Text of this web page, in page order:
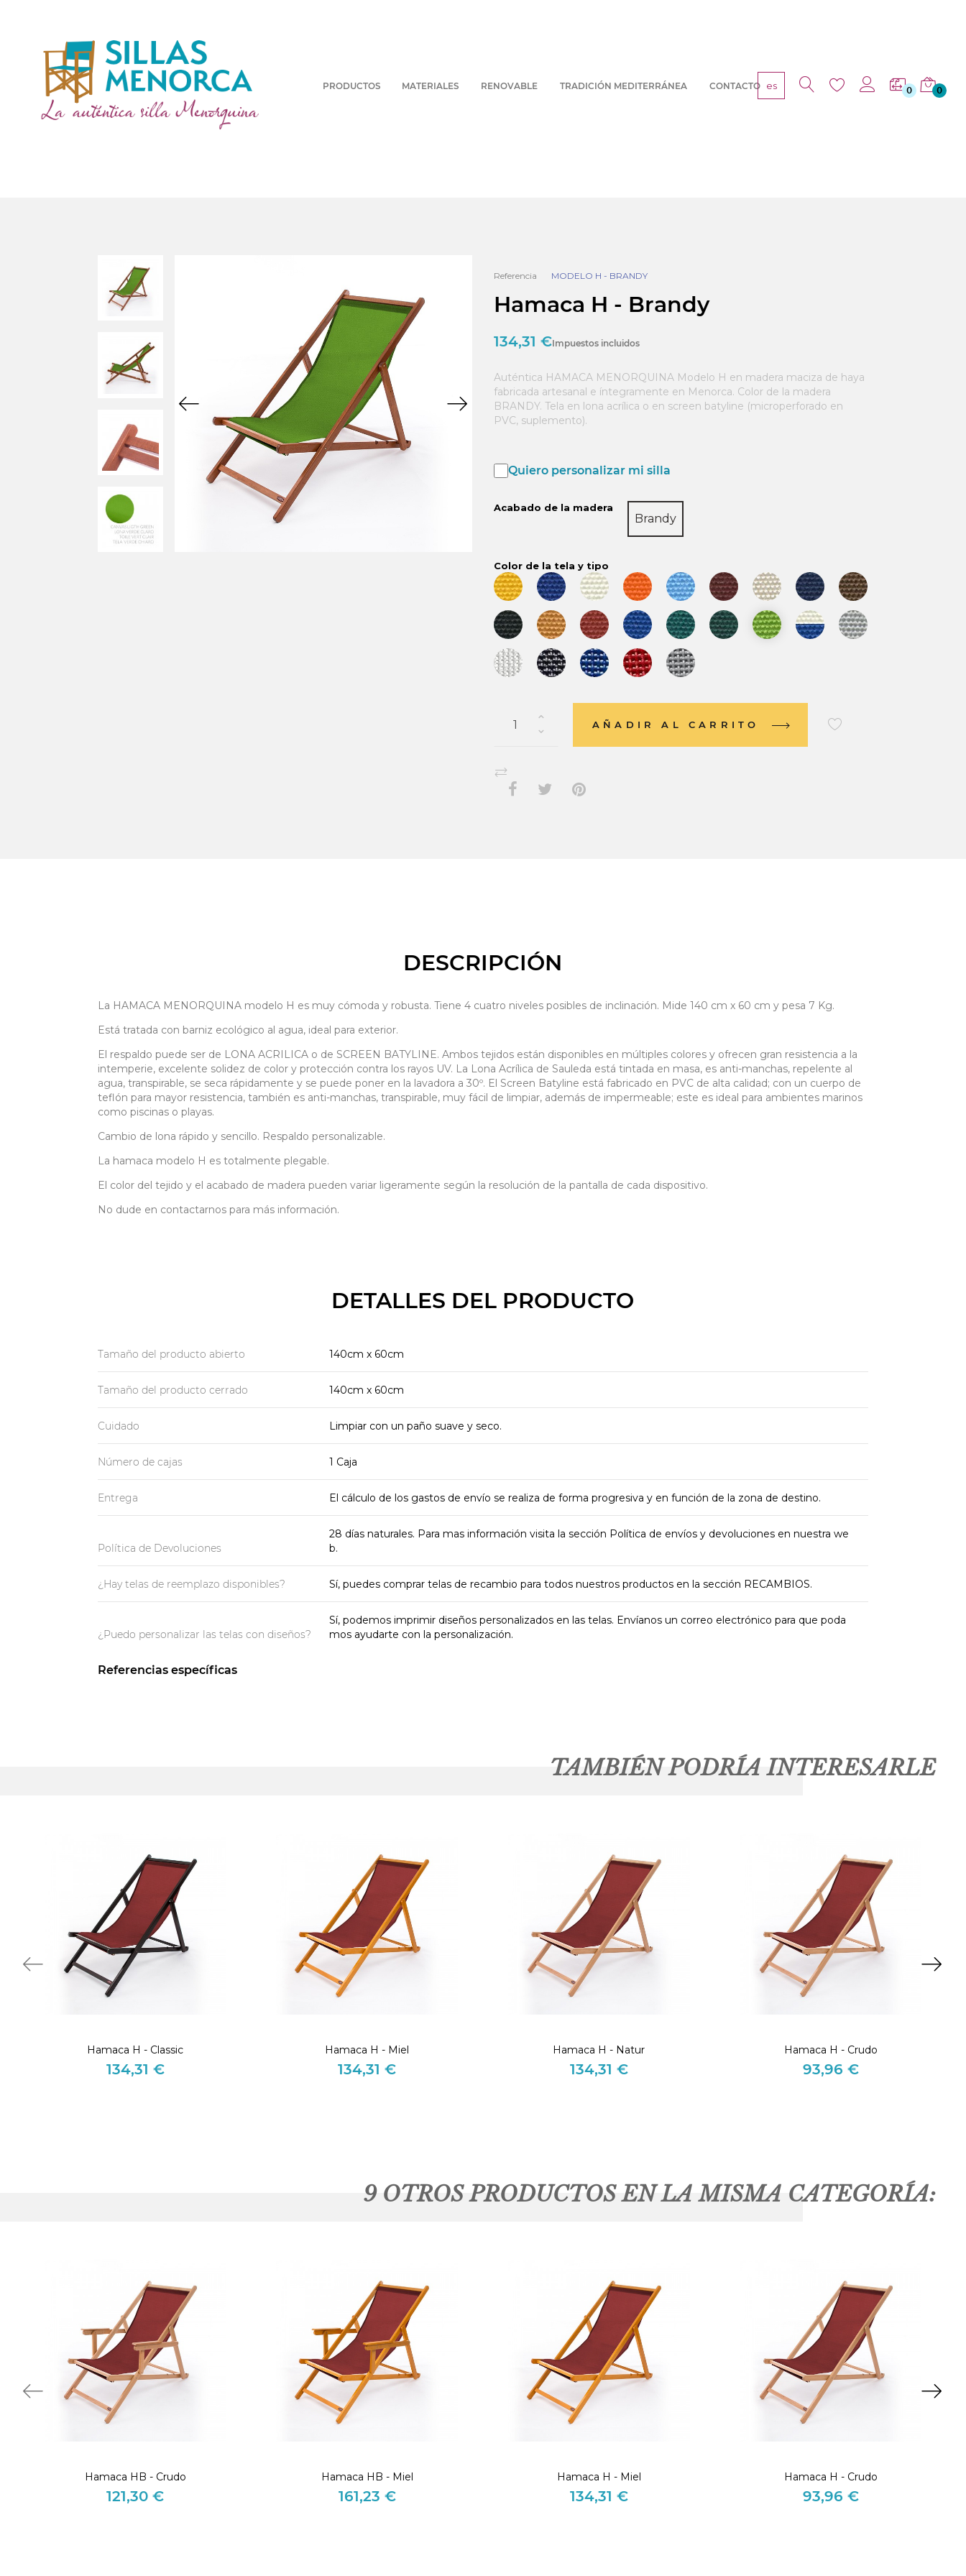
PRODUCTOS MATERIALES RENOVABLE TRADICIÓN MEDITERRÁNEA CONTACTO es 0 0
Referencia MODELO H - BRANDY
Hamaca H - Brandy
134,31 €Impuestos incluidos
Auténtica HAMACA MENORQUINA Modelo H en madera maciza de haya
fabricada artesanal e íntegramente en Menorca. Color de la madera
BRANDY. Tela en lona acrílica o en screen batyline (microperforado en
PVC, suplemento).
Quiero personalizar mi silla
Acabado de la madera
Brandy
Color de la tela y tipo
AÑADIR AL CARRITO
DESCRIPCIÓN
La HAMACA MENORQUINA modelo H es muy cómoda y robusta. Tiene 4 cuatro niveles posibles de inclinación. Mide 140 cm x 60 cm y pesa 7 Kg.
Está tratada con barniz ecológico al agua, ideal para exterior.
El respaldo puede ser de LONA ACRILICA o de SCREEN BATYLINE. Ambos tejidos están disponibles en múltiples colores y ofrecen gran resistencia a la
intemperie, excelente solidez de color y protección contra los rayos UV. La Lona Acrílica de Sauleda está tintada en masa, es anti-manchas, repelente al
agua, transpirable, se seca rápidamente y se puede poner en la lavadora a 30º. El Screen Batyline está fabricado en PVC de alta calidad; con un cuerpo de
teflón para mayor resistencia, también es anti-manchas, transpirable, muy fácil de limpiar, además de impermeable; este es ideal para ambientes marinos
como piscinas o playas.
Cambio de lona rápido y sencillo. Respaldo personalizable.
La hamaca modelo H es totalmente plegable.
El color del tejido y el acabado de madera pueden variar ligeramente según la resolución de la pantalla de cada dispositivo.
No dude en contactarnos para más información.
DETALLES DEL PRODUCTO
Tamaño del producto abierto 140cm x 60cm
Tamaño del producto cerrado 140cm x 60cm
Cuidado Limpiar con un paño suave y seco.
Número de cajas 1 Caja
Entrega El cálculo de los gastos de envío se realiza de forma progresiva y en función de la zona de destino.
Política de Devoluciones
28 días naturales. Para mas información visita la sección Política de envíos y devoluciones en nuestra we
b.
¿Hay telas de reemplazo disponibles? Sí, puedes comprar telas de recambio para todos nuestros productos en la sección RECAMBIOS.
¿Puedo personalizar las telas con diseños?
Sí, podemos imprimir diseños personalizados en las telas. Envíanos un correo electrónico para que poda
mos ayudarte con la personalización.
Referencias específicas
TAMBIÉN PODRÍA INTERESARLE
Hamaca H - Classic
Precio
134,31 €
Hamaca H - Miel
Precio
134,31 €
Hamaca H - Natur
Precio
134,31 €
Hamaca H - Crudo
Precio
93,96 €
9 OTROS PRODUCTOS EN LA MISMA CATEGORÍA:
Hamaca HB - Crudo
Precio
121,30 €
Hamaca HB - Miel
Precio
161,23 €
Hamaca H - Miel
Precio
134,31 €
Hamaca H - Crudo
Precio
93,96 €